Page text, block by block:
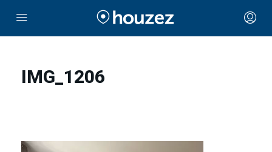
IMG_1206